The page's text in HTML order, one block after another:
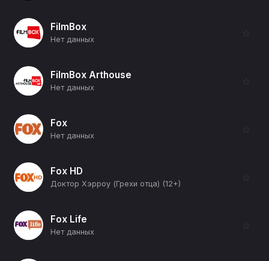
FilmBox
Нет данных
☆
FilmBox Arthouse
Нет данных
☆
Fox
Нет данных
☆
Fox HD
Доктор Хэрроу (Грехи отца) (12+)
☆
Fox Life
Нет данных
☆